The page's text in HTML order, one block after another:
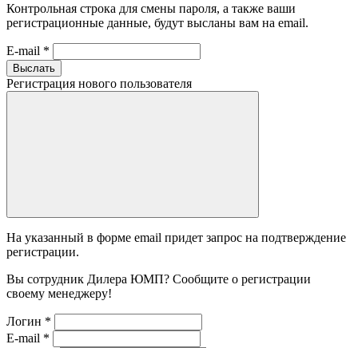
Контрольная строка для смены пароля, а также ваши
регистрационные данные, будут высланы вам на email.
E-mail *
Выслать
Регистрация нового пользователя
На указанный в форме email придет запрос на подтверждение
регистрации.
Вы сотрудник Дилера ЮМП? Сообщите о регистрации
своему менеджеру!
Логин *
E-mail *